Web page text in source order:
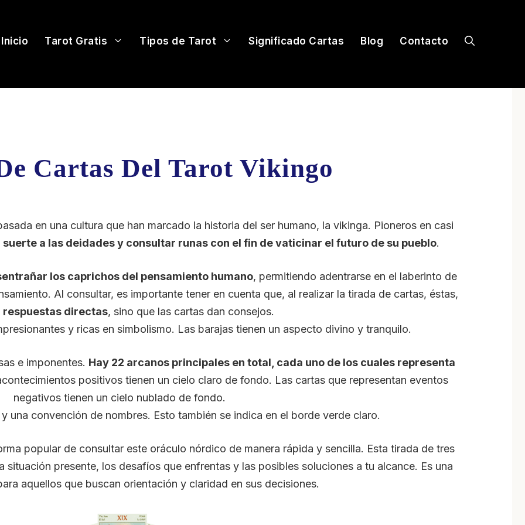
Inicio Tarot Gratis Tipos de Tarot Significado Cartas Blog Contacto
Cartas Del Tarot Vikingo
en una cultura que han marcado la historia del ser humano, la vikinga. Pioneros en casi
a las deidades y consultar runas con el fin de vaticinar el futuro de su pueblo.
los caprichos del pensamiento humano, permitiendo adentrarse en el laberinto de
Al consultar, es importante tener en cuenta que, al realizar la tirada de cartas, éstas,
respuestas directas, sino que las cartas dan consejos.
y ricas en simbolismo. Las barajas tienen un aspecto divino y tranquilo.
e imponentes. Hay 22 arcanos principales en total, cada uno de los cuales representa
positivos tienen un cielo claro de fondo. Las cartas que representan eventos
negativos tienen un cielo nublado de fondo.
una convención de nombres. Esto también se indica en el borde verde claro.
popular de consultar este oráculo nórdico de manera rápida y sencilla. Esta tirada de tres
presente, los desafíos que enfrentas y las posibles soluciones a tu alcance. Es una
aquellos que buscan orientación y claridad en sus decisiones.